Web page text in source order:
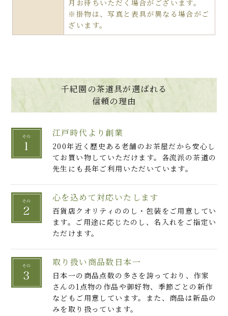
月お待ちいただく場合がございます。
※掛物は、写真と表具が異なる場合がご
ざいます。
千紀園の茶道具が選ばれる
信頼の理由
江戸時代より創業
200年近く歴史ある老舗のお茶屋だから安心し
てお買い物していただけます。各流派の茶道の
先生にも長年ご利用いただいています。
心を込めて対応いたします
百貨店クオリティののし・包装をご用意してい
ます。ご用途に応じたのし、名入れをご指定い
ただけます。
取り扱い商品数日本一
日本一の商品点数の多さを誇っており、作家
さんの1点物の作品や御好物、季節ごとの新作
などもご用意しています。また、商品は新品の
みを取り扱っています。